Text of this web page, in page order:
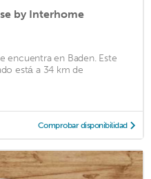
by Interhome
encuentra en Baden. Este
está a 34 km de
Comprobar disponibilidad